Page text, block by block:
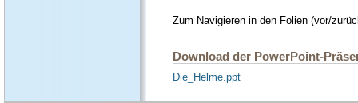
Zum Navigieren in den Folien (vor/
Download der PowerPoint-
Die_Helme.ppt